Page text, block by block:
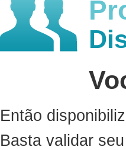
Então
Basta validar